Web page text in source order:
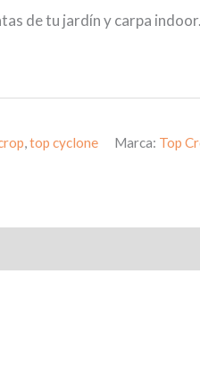
de tu jardín y carpa indoor.
,top cyclone Marca: Top